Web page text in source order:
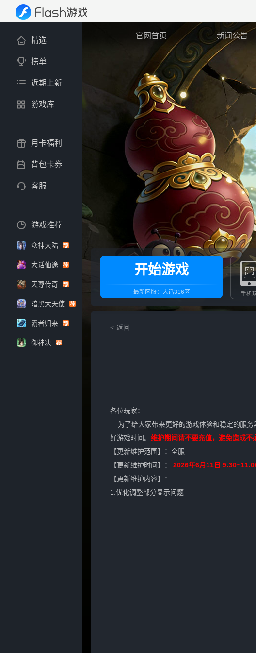
官网首页 新闻公告
开始游戏
最新区服： 大话316区 手机
返回
各位玩家：
为了给大家带来更好的游戏体验和稳定的服务
好游戏时间。 维护期间请不要充值，避免造成不
【更新维护范围】：全服
【更新维护时间】：
2026年6月11日
【更新维护内容】：
1.优化调整部分显示问题
精选
榜单
近期上新
游戏库
月卡福利
背包卡券
客服
游戏推荐
众神大陆
大话仙途
天尊传奇
暗黑大天使
霸者归来
御神决